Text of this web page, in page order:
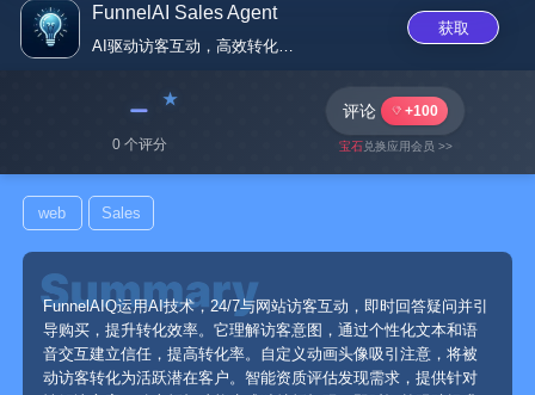
FunnelAI Sales Agent
AI驱动访客互动，高效转化潜在...
获取
﹣
0 个评分
评论 +100
宝石兑换应用会员 >>
web Sales
FunnelAIQ运用AI技术，24/7与网站访客互动，即时回答疑问并引
导购买，提升转化效率。它理解访客意图，通过个性化文本和语
音交互建立信任，提高转化率。自定义动画头像吸引注意，将被
动访客转化为活跃潜在客户。智能资质评估发现需求，提供针对